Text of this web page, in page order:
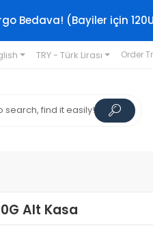
Bedava! (Bayiler için
TRY - Türk Lirası Order
Alt Kasa